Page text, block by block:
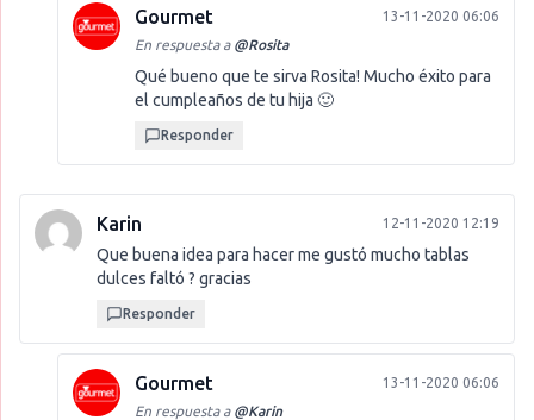
Gourmet
13-11-2020 06:06
En respuesta a @Rosita
Qué bueno que te sirva Rosita! Mucho éxito para
el cumpleaños de tu hija 🙂
Responder
Karin 12-11-2020 12:19
Que buena idea para hacer me gustó mucho tablas
dulces faltó ? gracias
Responder
Gourmet
13-11-2020 06:06
En respuesta a @Karin